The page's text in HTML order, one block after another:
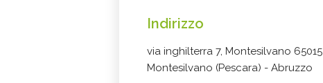
Indirizzo
via inghilterra 7, Montesilvano 65015
Montesilvano (Pescara) - Abruzzo